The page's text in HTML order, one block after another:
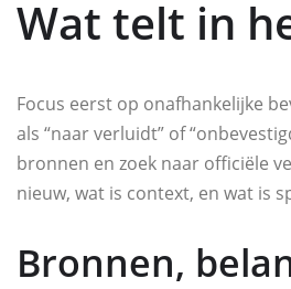
Wat telt in
Focus eerst op onafhankelijke
als “naar verluidt” of
bronnen en zoek naar officiële
nieuw, wat is context, en wat is
Bronnen,